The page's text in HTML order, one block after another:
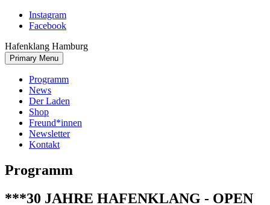
Skip
Instagram
Facebook
Hafenklang Hamburg
Primary Menu
Programm
News
Der Laden
Shop
Freund*innen
Newsletter
Kontakt
Programm
***30 JAHRE HAFENKLANG - OPEN